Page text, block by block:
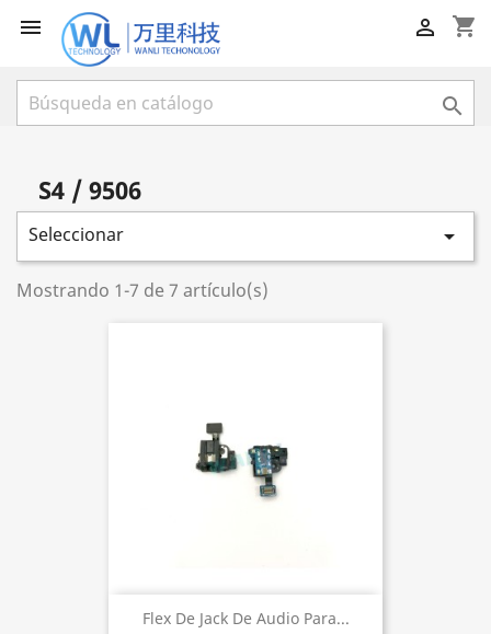
 shopping_cart


S4 / 9506
Seleccionar 
Mostrando 1-7 de 7 artículo(s)
Flex De Jack De Audio Para...